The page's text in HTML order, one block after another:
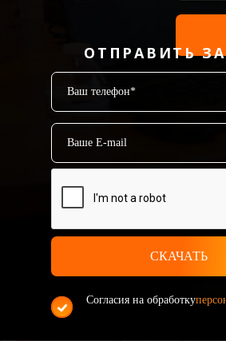
ОТПРАВИТЬ
Согласия на обработку